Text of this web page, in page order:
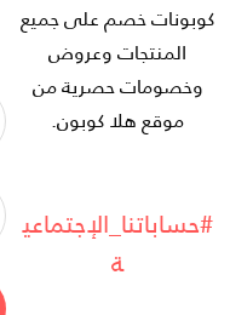
كوبونات خصم على جميع
المنتجات وعروض
وخصومات حصرية من
موقع هلا كوبون.
#حساباتنا_الإجتماعي
ة